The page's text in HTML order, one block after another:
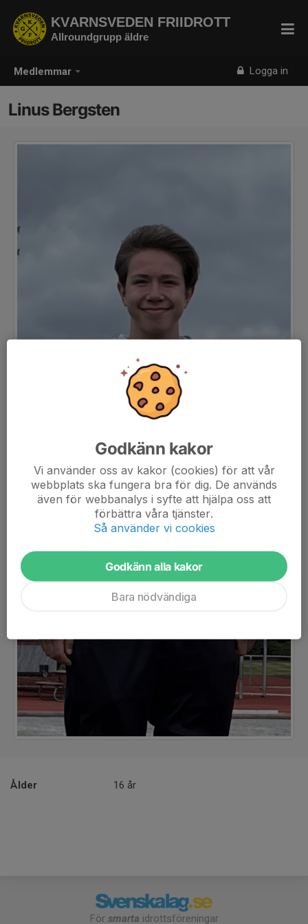
Medlemmar Logga in
KVARNSVEDEN FRIIDROTT
Allroundgrupp äldre
Linus Bergsten
Ålder 16 år
För smarta idrottsföreningar
Godkänn kakor
Vi använder oss av kakor (cookies) för att vår
webbplats ska fungera bra för dig. De används
även för webbanalys i syfte att hjälpa oss att
förbättra våra tjänster.
Så använder vi cookies
Godkänn alla kakor
Bara nödvändiga